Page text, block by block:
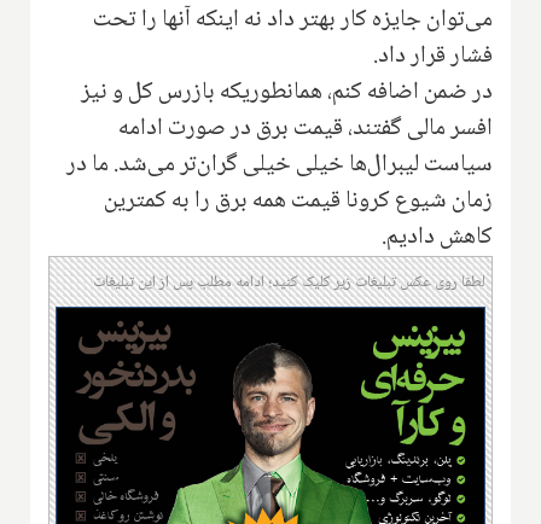
می‌توان جایزه کار بهتر داد نه اینکه آنها را تحت
فشار قرار داد.
در ضمن اضافه کنم، همانطوریکه بازرس کل و نیز
افسر مالی گفتند، قیمت برق در صورت ادامه
سیاست لیبرال‌ها خیلی خیلی گران‌تر می‌شد. ما در
زمان شیوع کرونا قیمت همه برق را به کمترین
کاهش دادیم.
لطفا روی عکس تبلیغات زیر کلیک کنید؛ ادامه مطلب پس از این تبلیغات